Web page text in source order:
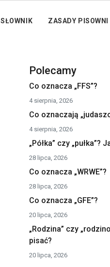
SŁOWNIK ZASADY PISOWNI
Polecamy
Co oznacza „FFS”?
4 sierpnia, 2026
Co oznaczają
4 sierpnia, 2026
„Półka” czy „pułka”?
28 lipca, 2026
Co oznacza „WRWE”?
28 lipca, 2026
Co oznacza „GFE”?
20 lipca, 2026
„Rodzina” czy
pisać?
20 lipca, 2026